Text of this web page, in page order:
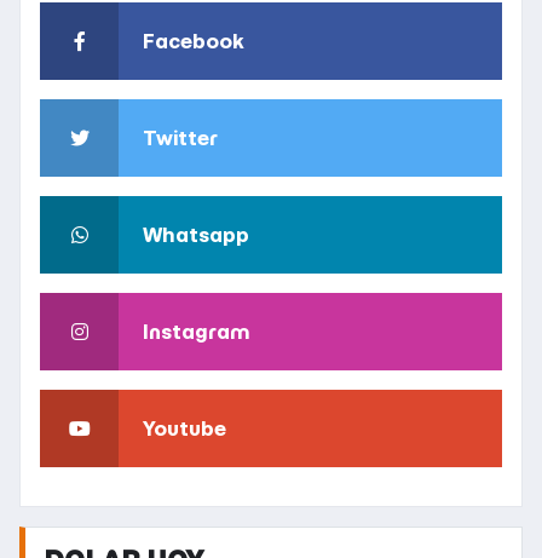
Facebook
Twitter
Whatsapp
Instagram
Youtube